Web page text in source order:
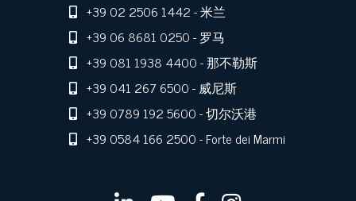
+39 02 2506 1442- 米兰
+39 06 8681 0250- 罗马
+39 081 1938 4400- 那不勒斯
+39 041 267 6500- 威尼斯
+39 0789 192 5600- 切尔沃港
+39 0584 166 2500- Forte dei Marmi